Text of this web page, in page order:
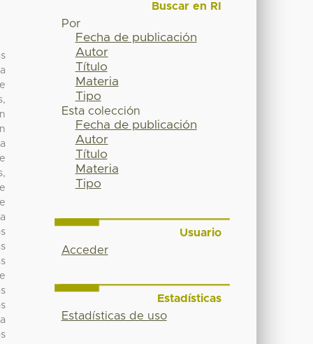
Buscar en RI
Por
Fecha de publicación
Autor
Título
Materia
Tipo
Esta colección
Fecha de publicación
Autor
Título
Materia
Tipo
Usuario
Acceder
Estadísticas
Estadísticas de uso